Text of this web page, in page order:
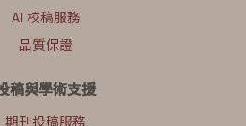
AI 校稿服務
品質保證
稿與學術支援
期刊投稿服務